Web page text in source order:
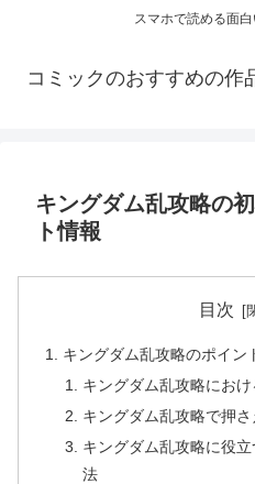
スマホで読める面
コミックのおすすめの作
キングダム乱攻略の
ト情報
目次
キングダム乱攻略のポイン
キングダム乱攻略にお
キングダム乱攻略で押
キングダム乱攻略に役
法